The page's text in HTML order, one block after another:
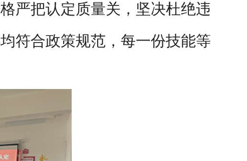
严把认定质量关，坚决杜绝违
符合政策规范，每一份技能等